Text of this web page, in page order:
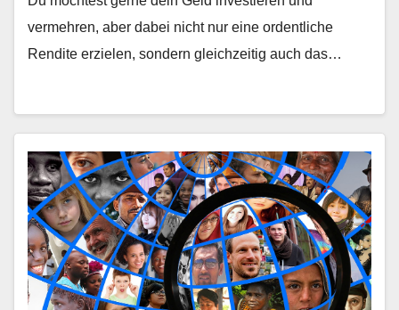
vermehren, aber dabei nicht nur eine ordentliche
Rendite erzielen, sondern gleichzeitig auch das…